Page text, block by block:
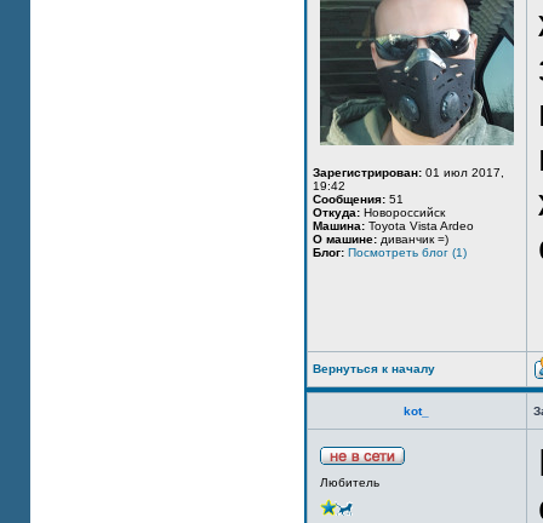
Зарегистрирован: 01 июл 2017,
19:42
Сообщения: 51
Откуда: Новороссийск
Машина: Toyota Vista Ardeo
О машине: диванчик =)
Блог: Посмотреть блог (1)
Вернуться к началу
kot_
Любитель